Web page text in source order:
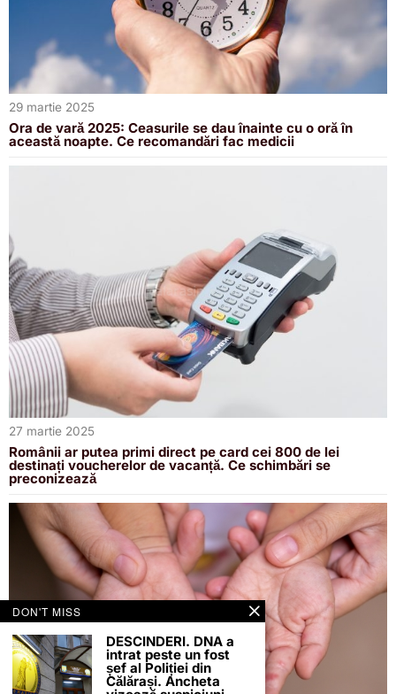
29 martie 2025
Ora de vară 2025: Ceasurile se dau înainte cu o oră în
această noapte. Ce recomandări fac medicii
27 martie 2025
Românii ar putea primi direct pe card cei 800 de lei
destinați voucherelor de vacanță. Ce schimbări se
preconizează
DON'T MISS
DESCINDERI. DNA a
intrat peste un fost
șef al Poliției din
Călărași. Ancheta